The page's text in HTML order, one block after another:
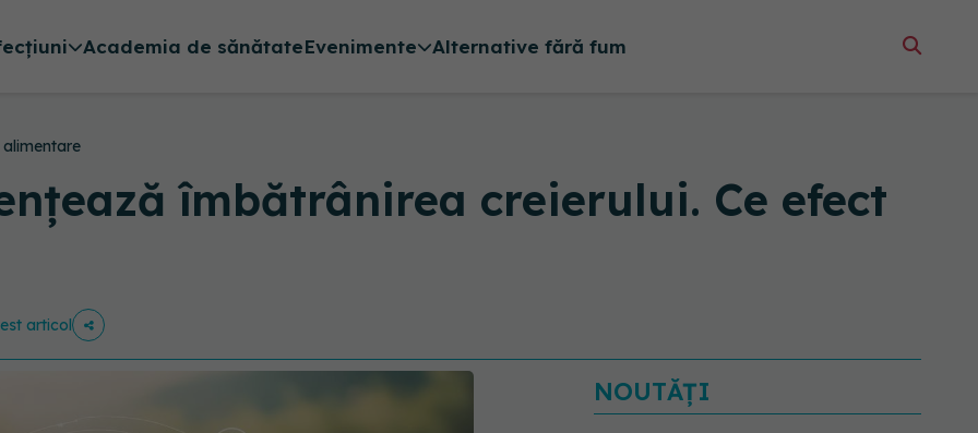
Academia de sănătateEvenimente Alternative fără fum
îmbătrânirea creierului. Ce efect
articol
NOUTĂȚI